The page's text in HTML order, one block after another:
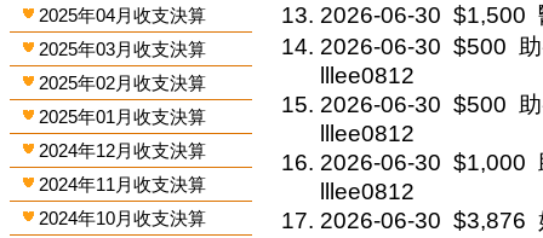
2025年04月收支決算
2025年03月收支決算
2025年02月收支決算
2025年01月收支決算
2024年12月收支決算
2024年11月收支決算
2024年10月收支決算
2026-06-30 $1,500
2026-06-30 $500
lllee0812
2026-06-30 $500
lllee0812
2026-06-30 $1,000
lllee0812
2026-06-30 $3,876